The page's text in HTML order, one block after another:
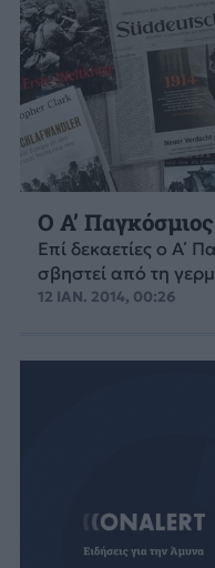
Ο Α’
Επί δεκαετίες ο Α΄
σβηστεί από τη
12 ΙΑΝ. 2014, 00:26